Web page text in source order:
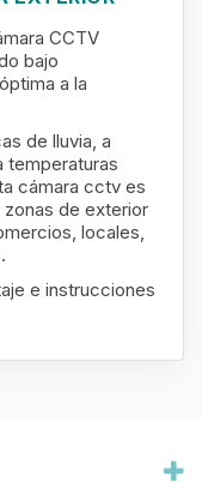
CCTV
bajo
a la
de lluvia, a
temperaturas
cámara cctv es
de exterior
locales,
e instrucciones